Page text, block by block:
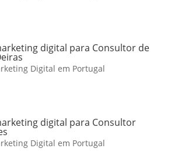
digital para Consultor de
Digital em Portugal
digital para Consultor
Digital em Portugal